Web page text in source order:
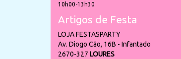
10h00-13h30
Artigos de Festa
LOJA FESTASPARTY
Av. Diogo Cão, 16B - Infantado
2670-327 LOURES